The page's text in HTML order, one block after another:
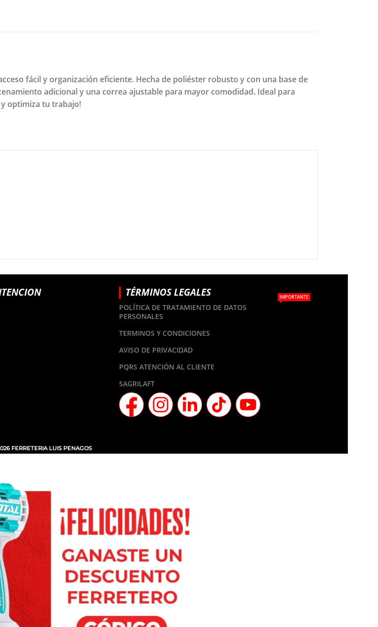
fácil y organización eficiente. Hecha de poliéster robusto y con una base de
adicional y una correa ajustable para mayor comodidad. Ideal para
optimiza tu trabajo!
TÉRMINOS LEGALES
POLÍTICA DE TRATAMIENTO DE DATOS
PERSONALES
IMPORTANTE
TERMINOS Y CONDICIONES
AVISO DE PRIVACIDAD
PQRS ATENCIÓN AL CLIENTE
SAGRILAFT
FERRETERIA LUIS PENAGOS